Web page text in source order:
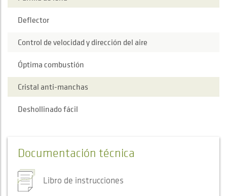
Deflector
Control de velocidad y dirección del aire
Óptima combustión
Cristal anti-manchas
Deshollinado fácil
Documentación técnica
Libro de instrucciones